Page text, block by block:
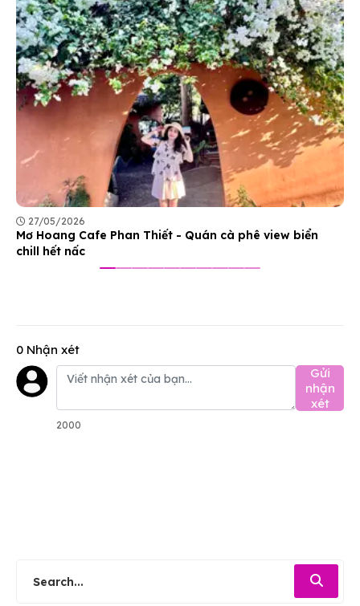
27/05/2026
Mơ Hoang Cafe Phan Thiết - Quán cà phê view biển
chill hết nấc
0 Nhận xét
Gửi
nhận
xét
2000